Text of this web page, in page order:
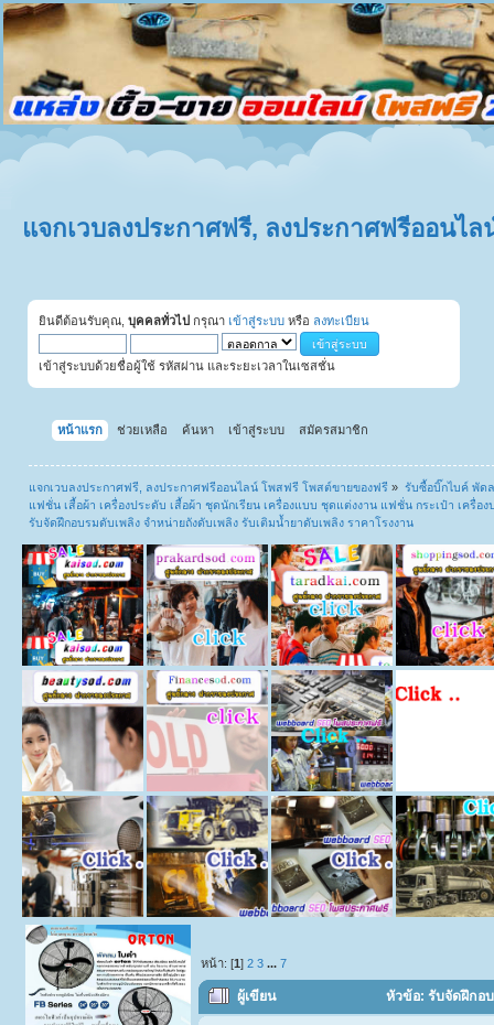
แจกเวบลงประกาศฟรี, ลงประกาศฟรีออนไ
ยินดีต้อนรับคุณ, บุคคลทั่วไป กรุณา เข้าสู่ระบบ หรือ ลงทะเบียน
เข้าสู่ระบบด้วยชื่อผู้ใช้ รหัสผ่าน และระยะเวลาในเซสชั่น
หน้าแรก ช่วยเหลือ ค้นหา เข้าสู่ระบบ สมัครสมาชิก
แจกเวบลงประกาศฟรี, ลงประกาศฟรีออนไลน์ โพสฟรี โพสต์ขายของฟรี » รับซื้อบิ๊กไบค์ พัด
แฟชั่น เสื้อผ้า เครื่องประดับ เสื้อผ้า ชุดนักเรียน เครื่องแบบ ชุดแต่งงาน แฟชั่น กระเป๋า เครื่
รับจัดฝึกอบรมดับเพลิง จำหน่ายถังดับเพลิง รับเติมน้ำยาดับเพลิง ราคาโรงงาน
หน้า: [1]2 3 ...7
ผู้เขียน หัวข้อ: รับจัดฝึกอบ